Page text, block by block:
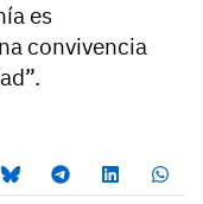
es
convivencia